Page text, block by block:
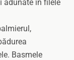
adunate în filele
Basmele